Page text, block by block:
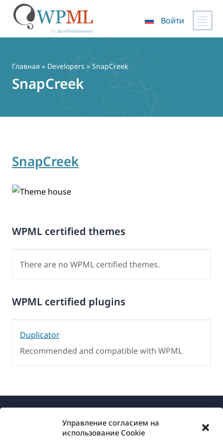
Управление согласием на
использование Cookie
содержимому
Войти
Главная » Developers » SnapCreek
SnapCreek
SnapCreek
WPML certified themes
There are no WPML certified themes.
WPML certified plugins
Duplicator
Recommended and compatible with WPML